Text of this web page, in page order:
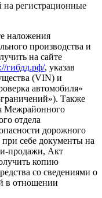
регистрационные
наложения
производства и
на сайте
гибдд.рф/, указав
(VIN) и
автомобиля»
Также
Межрайонного
отдела
дорожного
себе документы на
продажи, Акт
копию
со сведениями о
в отношении